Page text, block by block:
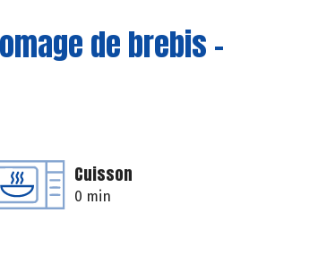
de brebis -
Cuisson
0 min